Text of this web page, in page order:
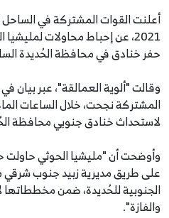
2021، عن إحباط محاولات لمليشيا
حفر خنادق في محافظة الحُديدة
وقالت "ألوية العمالقة"، عبر بيان
المشتركة نجحت، خلال الساعات
لاستحداث خنادق جنوبي محافظة
وأوضحت أن "مليشيا الحوثي حاولت
على طريق مديرية زبيد جنوب شرقي
الجنوبية للحُديدة، ضمن
والفازة".